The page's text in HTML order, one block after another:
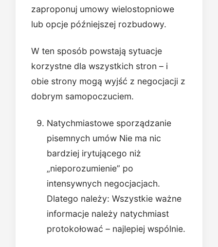
zaproponuj umowy wielostopniowe
lub opcje późniejszej rozbudowy.
W ten sposób powstają sytuacje
korzystne dla wszystkich stron – i
obie strony mogą wyjść z negocjacji z
dobrym samopoczuciem.
Natychmiastowe sporządzanie
pisemnych umów Nie ma nic
bardziej irytującego niż
„nieporozumienie” po
intensywnych negocjacjach.
Dlatego należy: Wszystkie ważne
informacje należy natychmiast
protokołować – najlepiej wspólnie.